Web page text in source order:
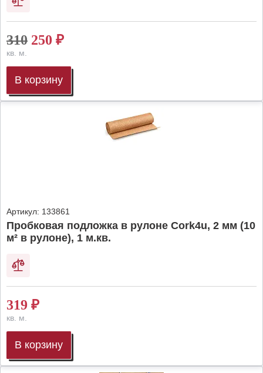
310 250 ₽
кв. м.
В корзину
Артикул: 133861
Пробковая подложка в рулоне Cork4u, 2 мм (10
м² в рулоне), 1 м.кв.
319 ₽
кв. м.
В корзину